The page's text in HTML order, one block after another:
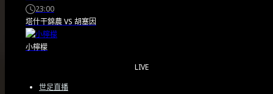
23:00
塔什干錦農VS 胡塞因
小檸檬
LIVE
世足直播